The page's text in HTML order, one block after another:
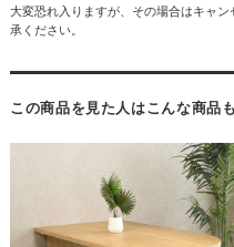
大変恐れ入りますが、その場合はキャ
承ください。
この商品を見た人はこんな商品